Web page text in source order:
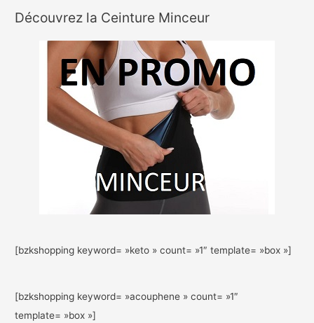
Découvrez la Ceinture Minceur
[bzkshopping keyword= »keto » count= »1″ template= »box »]
[bzkshopping keyword= »acouphene » count= »1″
template= »box »]